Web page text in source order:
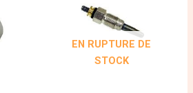
EN RUPTURE DE
STOCK